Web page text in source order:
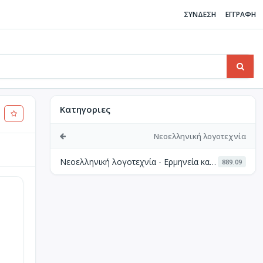
ΣΥΝΔΕΣΗ ΕΓΓΡΑΦΗ
Κατηγοριες
Νεοελληνική λογοτεχνία
Νεοελληνική λογοτεχνία - Ερμηνεία και κριτική 889.09